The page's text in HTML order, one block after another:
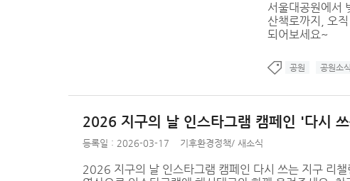
서울대공원에서
산책로까지, 오
되어보세요~
공원 공원소식
2026 지구의 날 인스타그램 캠페인 '다시
등록일 : 2026-03-17 기후환경정책/ 새소식
2026 지구의 날 인스타그램 캠페인 다시 쓰는 지구 리